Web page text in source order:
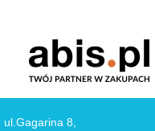
8,